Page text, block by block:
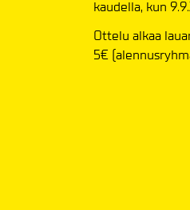
kaudella, kun
Ottelu alkaa
5€